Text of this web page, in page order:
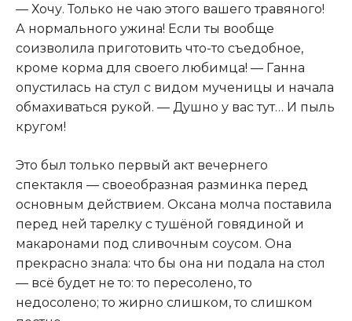
— Хочу. Только не чаю этого вашего травяного!
А нормального ужина! Если ты вообще
соизволила приготовить что-то съедобное,
кроме корма для своего любимца! — Ганна
опустилась на стул с видом мученицы и начала
обмахиваться рукой. — Душно у вас тут… И пыль
кругом!
Это был только первый акт вечернего
спектакля — своеобразная разминка перед
основным действием. Оксана молча поставила
перед ней тарелку с тушёной говядиной и
макаронами под сливочным соусом. Она
прекрасно знала: что бы она ни подала на стол
— всё будет не то: то пересолено, то
недосолено; то жирно слишком, то слишком